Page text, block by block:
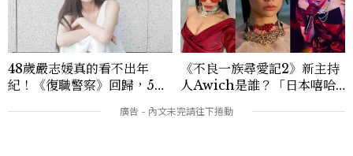
48歲嚴志媛真的看不出年
紀！《復職警察》回歸，5個
《不良一族尋愛記2》新主持
人Awich是誰？「日本嘻哈
5歲喪夫、家中遭槍擊掃射